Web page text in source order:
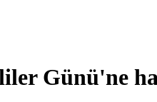
Günü'ne